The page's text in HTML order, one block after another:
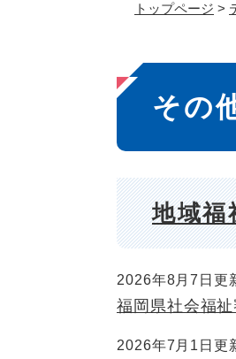
トップページ >
本
文
その
地域福
2026年8月7日更
福岡県社会福
2026年7月1日更